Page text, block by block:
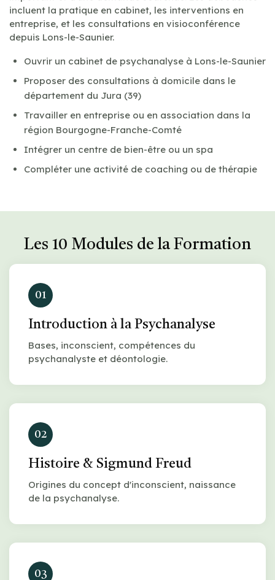
incluent la pratique en cabinet, les interventions en
entreprise, et les consultations en visioconférence
depuis Lons-le-Saunier.
Ouvrir un cabinet de psychanalyse à Lons-le-Saunier
Proposer des consultations à domicile dans le
département du Jura (39)
Travailler en entreprise ou en association dans la
région Bourgogne-Franche-Comté
Intégrer un centre de bien-être ou un spa
Compléter une activité de coaching ou de thérapie
Les 10 Modules de la Formation
01
Introduction à la Psychanalyse
Bases, inconscient, compétences du
psychanalyste et déontologie.
02
Histoire & Sigmund Freud
Origines du concept d'inconscient, naissance
de la psychanalyse.
03